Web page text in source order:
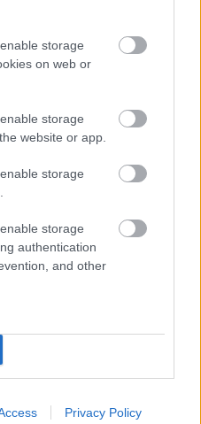
storage
on web or
storage
website or app.
storage
storage
authentication
and other
Privacy Policy